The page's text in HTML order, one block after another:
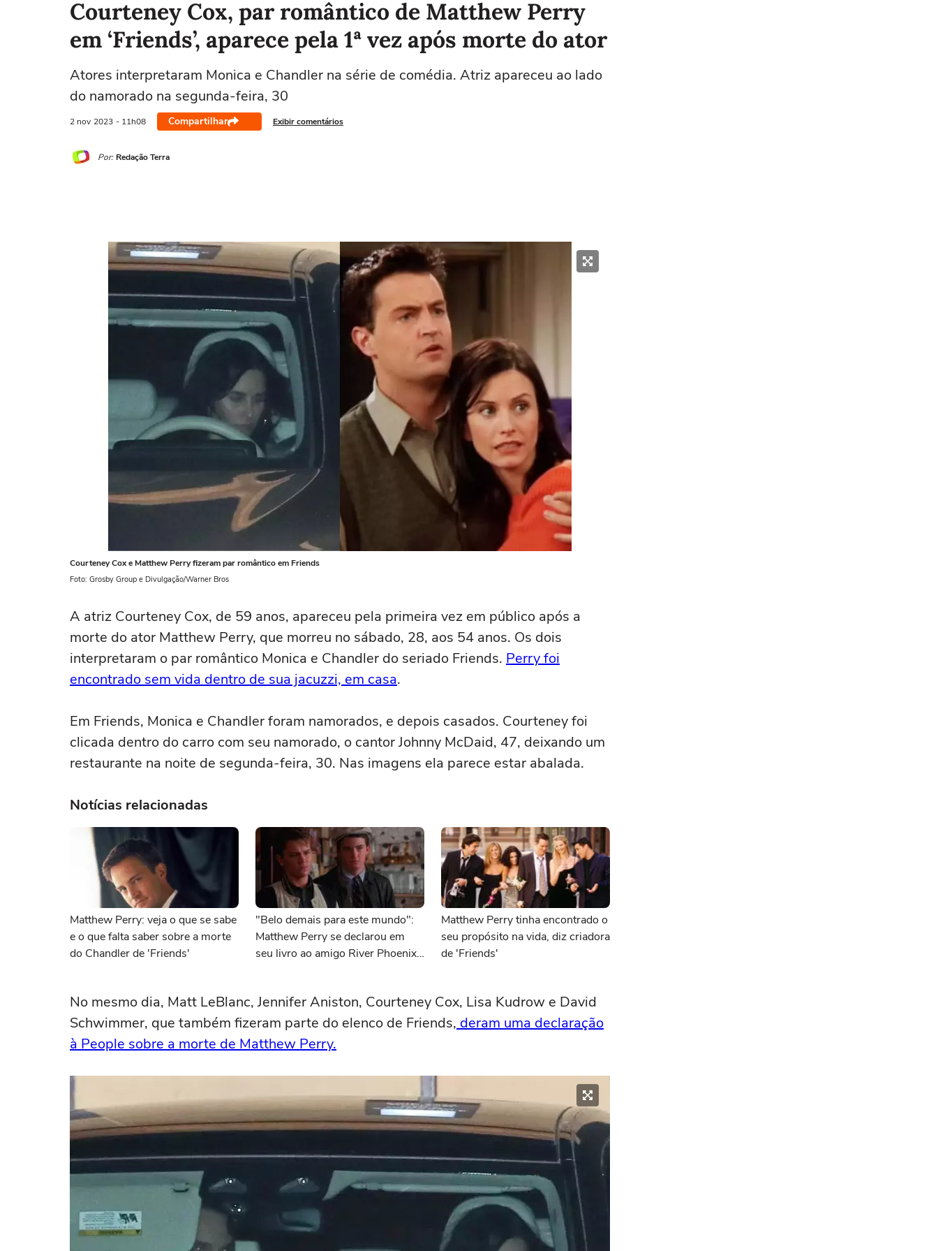
Courteney Cox, par romântico de Matthew Perry
em ‘Friends’, aparece pela 1ª vez após morte do ator
Atores interpretaram Monica e Chandler na série de comédia. Atriz apareceu ao lado
do namorado na segunda-feira, 30
2 nov 2023 - 11h08 Compartilhar Exibir comentários
Por: Redação Terra
Courteney Cox e Matthew Perry fizeram par romântico em Friends
Foto: Grosby Group e Divulgação/Warner Bros
A atriz Courteney Cox, de 59 anos, apareceu pela primeira vez em público após a
morte do ator Matthew Perry, que morreu no sábado, 28, aos 54 anos. Os dois
interpretaram o par romântico Monica e Chandler do seriado Friends. Perry foi
encontrado sem vida dentro de sua jacuzzi, em casa.
Em Friends, Monica e Chandler foram namorados, e depois casados. Courteney foi
clicada dentro do carro com seu namorado, o cantor Johnny McDaid, 47, deixando um
restaurante na noite de segunda-feira, 30. Nas imagens ela parece estar abalada.
Notícias relacionadas
Matthew Perry: veja o que se sabe
e o que falta saber sobre a morte
do Chandler de 'Friends'
"Belo demais para este mundo":
Matthew Perry se declarou em
seu livro ao amigo River Phoenix,
Matthew Perry tinha encontrado o
seu propósito na vida, diz criadora
de 'Friends'
No mesmo dia, Matt LeBlanc, Jennifer Aniston, Courteney Cox, Lisa Kudrow e David
Schwimmer, que também fizeram parte do elenco de Friends, deram uma declaração
à People sobre a morte de Matthew Perry.